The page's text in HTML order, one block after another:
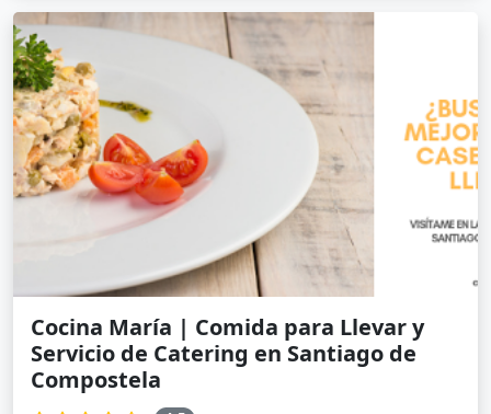
Cocina María | Comida para Llevar y
Servicio de Catering en Santiago de
Compostela